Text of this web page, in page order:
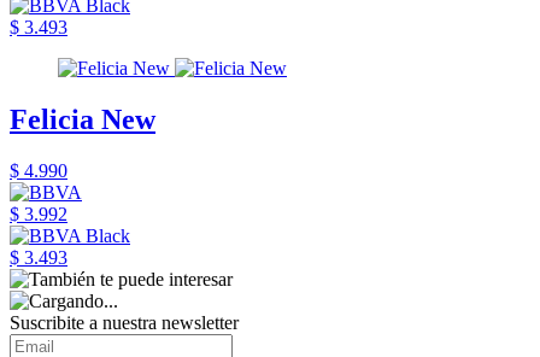
$ 3.493
Felicia New
$ 4.990
$ 3.992
$ 3.493
Suscribite a nuestra newsletter